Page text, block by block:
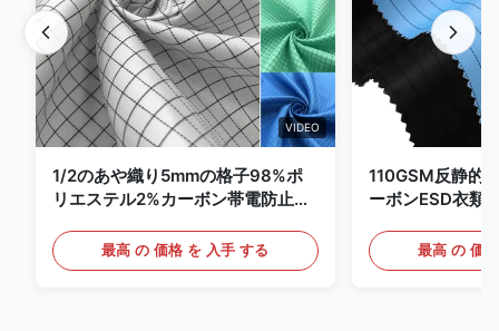
VIDEO
1/2のあや織り5mmの格子98%ポ
リエステル2%カーボン帯電防止衣
最高 の 価格 を 入手 する
110GSM反静的
ーボンESD衣類
最高 の 価